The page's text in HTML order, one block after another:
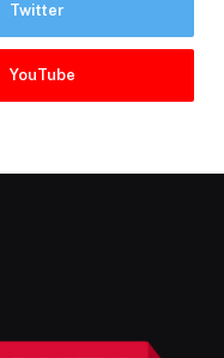
Twitter
YouTube